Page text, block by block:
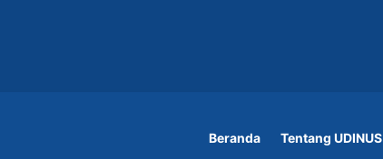
Beranda Tentang UDINUS